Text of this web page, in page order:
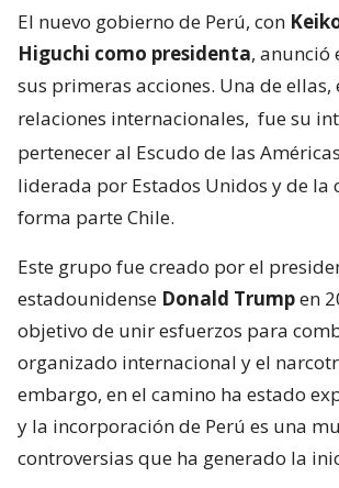
El nuevo gobierno de Perú, con
Higuchi como presidenta, anunció
sus primeras acciones. Una de
relaciones internacionales, fue su
pertenecer al Escudo de las Américas
liderada por Estados Unidos y de la
forma parte Chile.
Este grupo fue creado por el
estadounidense Donald Trumpen
objetivo de unir esfuerzos para
organizado internacional y el
embargo, en el camino ha estado
y la incorporación de Perú es una
controversias que ha generado la